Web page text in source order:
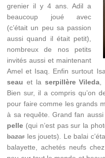
grenier il y 4 ans. Adil a
beaucoup joué avec
(c’était un peu sa passion
aussi quand il était petit),
nombreux de nos petits
invités aussi et maintenant
Amel et Isaq. Enfin surtout
seauet laserpillère Vileda,
Bien sur, il a compris qu’on
pour faire comme les grands
à sa requête. Grand fan aussi
pelle (qui n’est pas sur la
bazarles jouets). Le balai
balayette, achetés neufs